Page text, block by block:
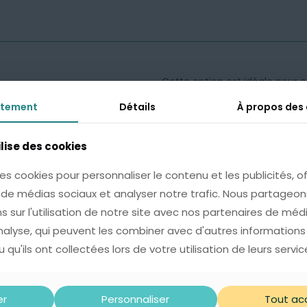
Cadeau avec Carte
4,99€
Cette option est idéale pour
l’occasion d’un
* Une pochette soignée,
* Une carte sur laquelle
(100 caractères max).
Détails À propos des
des cookies
cookies pour personnaliser le contenu et les publicités,
médias sociaux et analyser notre trafic. Nous
sur l'utilisation de notre site avec nos partenaires de
qui peuvent les combiner avec d'autres
qu'ils ont collectées lors de votre utilisation de leurs
Personnaliser Tout
Détails À propos des
des cookies
cookies pour personnaliser le contenu et les publicités,
médias sociaux et analyser notre trafic. Nous
sur l'utilisation de notre site avec nos partenaires de
qui peuvent les combiner avec d'autres
qu'ils ont collectées lors de votre utilisation de leurs
Personnaliser Tout